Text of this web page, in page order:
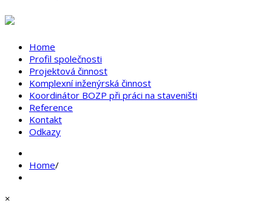
Home
Profil společnosti
Projektová činnost
Komplexní inženýrská činnost
Koordinátor BOZP při práci na staveništi
Reference
Kontakt
Odkazy
Home/
×